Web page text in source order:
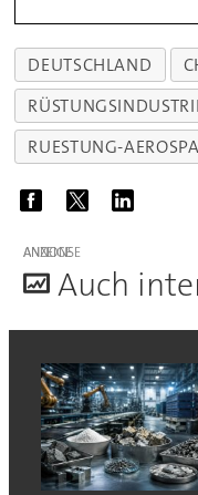
DEUTSCHLAND
RUESTUNG-
ANZEIGE
Auch